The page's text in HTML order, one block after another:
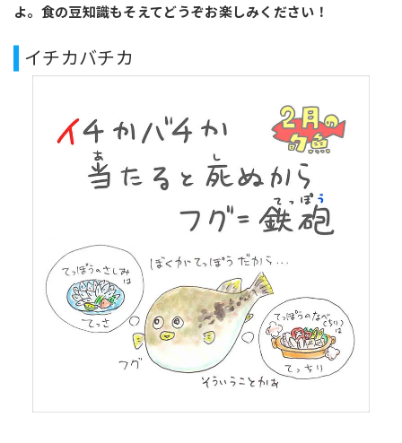
よ。食の豆知識もそえてどうぞお楽しみください！
イチカバチカ